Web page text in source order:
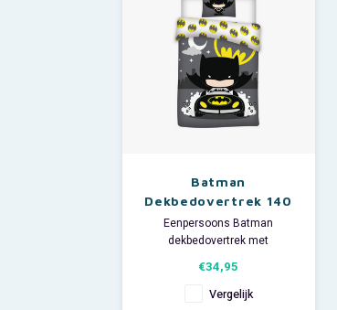
Materiaal: 100% katoen.
Slapen was nog nooit zo leuk!
Batman
Dekbedovertrek 140
x 200 cm - DC Comics
Eenpersoons Batman
dekbedovertrek met
De Batman dekbedhoes is
dubbelzijdig te gebruiken.
€34,95
Vergelijk